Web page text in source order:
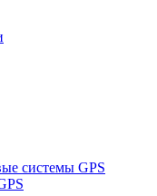
системы GPS